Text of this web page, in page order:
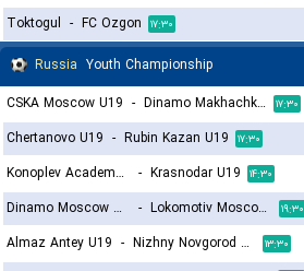
Toktogul - FC Ozgon ۱۷:۳۰
Russia Youth Championship
CSKA Moscow U19 - Dinamo Makhachkala U19 ۱۷:۳۰
Chertanovo U19 - Rubin Kazan U19 ۱۷:۳۰
Konoplev Academy U19
- Krasnodar U19 ۱۴:۳۰
Dinamo Moscow U19
- Lokomotiv Moscow U19 ۱۹:۳۰
Almaz Antey U19 - Nizhny Novgorod U19 ۱۳:۳۰